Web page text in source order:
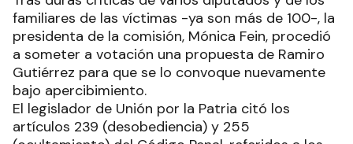
familiares de las víctimas -ya son más de 100-, la
presidenta de la comisión, Mónica Fein, procedió
a someter a votación una propuesta de Ramiro
Gutiérrez para que se lo convoque nuevamente
bajo apercibimiento.
El legislador de Unión por la Patria citó los
artículos 239 (desobediencia) y 255